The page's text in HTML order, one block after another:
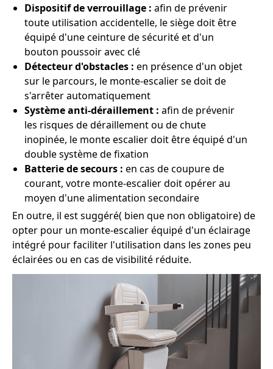
Dispositif de verrouillage : afin de prévenir
toute utilisation accidentelle, le siège doit être
équipé d'une ceinture de sécurité et d'un
bouton poussoir avec clé
Détecteur d'obstacles : en présence d'un objet
sur le parcours, le monte-escalier se doit de
s'arrêter automatiquement
Système anti-déraillement : afin de prévenir
les risques de déraillement ou de chute
inopinée, le monte escalier doit être équipé d'un
double système de fixation
Batterie de secours : en cas de coupure de
courant, votre monte-escalier doit opérer au
moyen d'une alimentation secondaire
En outre, il est suggéré( bien que non obligatoire) de
opter pour un monte-escalier équipé d'un éclairage
intégré pour faciliter l'utilisation dans les zones peu
éclairées ou en cas de visibilité réduite.